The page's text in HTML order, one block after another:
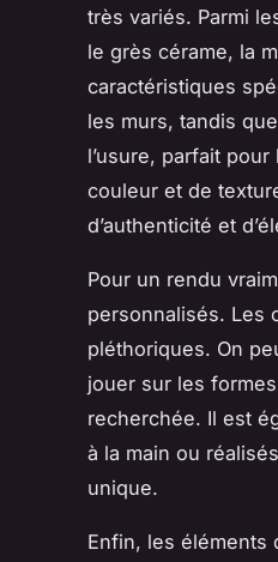
très variés. Parmi
le grès cérame, la
caractéristiques
les murs, tandis
l’usure, parfait
couleur et de
d’authenticité et
Pour un rendu
personnalisés. Les
pléthoriques. On
jouer sur les
recherchée. Il est
à la main ou
unique.
Enfin, les éléments